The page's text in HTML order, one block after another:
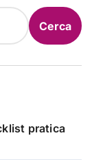
Cerca
pratica